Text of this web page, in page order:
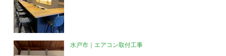
水戸市｜エアコン取付工事